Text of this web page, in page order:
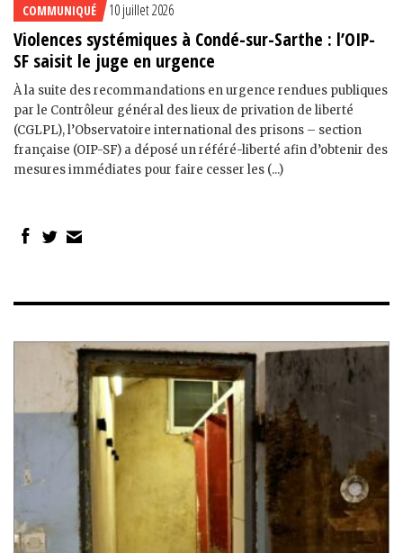
COMMUNIQUÉ 10 juillet 2026
Violences systémiques à Condé-sur-Sarthe : l’OIP-
SF saisit le juge en urgence
À la suite des recommandations en urgence rendues publiques
par le Contrôleur général des lieux de privation de liberté
(CGLPL), l’Observatoire international des prisons – section
française (OIP-SF) a déposé un référé-liberté afin d’obtenir des
mesures immédiates pour faire cesser les (...)